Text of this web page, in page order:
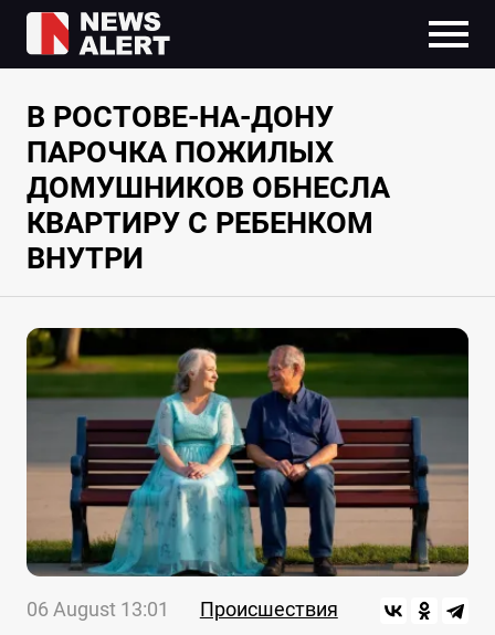
В РОСТОВЕ-НА-ДОНУ
ПАРОЧКА ПОЖИЛЫХ
ДОМУШНИКОВ ОБНЕСЛА
КВАРТИРУ С РЕБЕНКОМ
ВНУТРИ
06 August 13:01 Происшествия